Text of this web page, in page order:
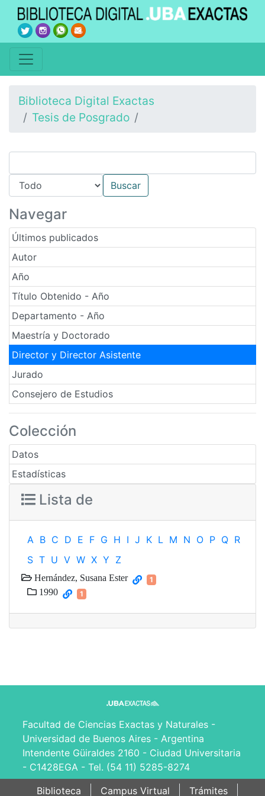
Biblioteca Digital Exactas
Tesis de Posgrado
Navegar
Últimos publicados
Autor
Año
Título Obtenido - Año
Departamento - Año
Maestría y Doctorado
Director y Director Asistente
Jurado
Consejero de Estudios
Colección
Datos
Estadísticas
Lista de
A B C D E F G H I J K L M N O P Q R
S T U V W X Y Z
Hernández, Susana Ester 1
1990 1
Facultad de Ciencias Exactas y Naturales -
Universidad de Buenos Aires - Argentina
Intendente Güiraldes 2160 - Ciudad Universitaria
- C1428EGA - Tel. (54 11) 5285-8274
Biblioteca
Campus Virtual Trámites